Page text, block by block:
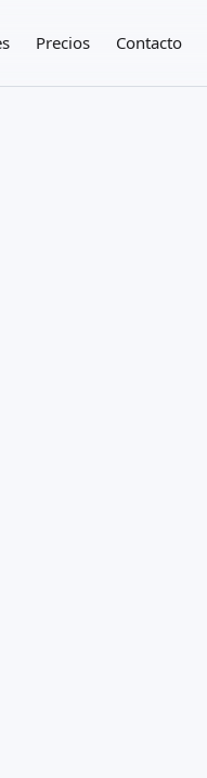
Precios Contacto